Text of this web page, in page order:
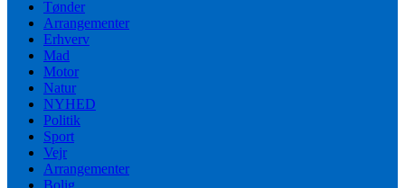
Tønder
Arrangementer
Erhverv
Mad
Motor
Natur
NYHED
Politik
Sport
Vejr
Arrangementer
Bolig